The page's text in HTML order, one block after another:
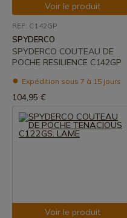
Voir le produit
REF: C142GP
SPYDERCO
SPYDERCO COUTEAU DE
POCHE RESILIENCE C142GP
Expédition sous 7 à 15 jours
104,95 €
Voir le produit